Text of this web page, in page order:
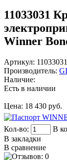
11033031
Winner
Артикул: 11033031
Производитель:
Наличие:
Есть в наличии
Цена: 18 430 руб.
Кол-во:
В
В закладки
В сравнение